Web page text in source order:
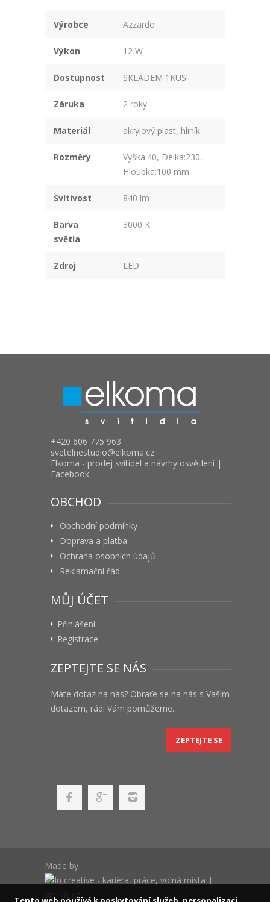
Výrobce Azzardo
Výkon 12 W
Dostupnost SKLADEM 1KUS!
Záruka 2 roky
Materiál akrylový plast, hliník
Rozměry
Výška:40, Délka:230,
Hloubka:100 mm
Svítivost 840 lm
Barva
světla
3000 K
Zdroj LED
+420 606 775 963
svetelnestudio
elkoma.cz
Elkoma - prodej svítidel a návrhy osvětlení |
Facebook
OBCHOD
Obchodní podmínky
Doprava a platba
Ochrana osobních údajů
Reklamační řád
MŮJ ÚČET
Přihlášení
Registrace
ZEPTEJTE SE NÁS
Máte dotaz na nás? Obraťe se na nás s Vaším
dotazem, rádi Vám pomůžeme.
ZEPTEJTE SE
Made by